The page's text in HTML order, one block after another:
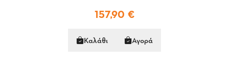
157,90 €
Καλάθι Αγορά